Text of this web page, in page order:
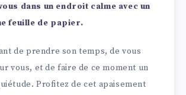
dans un endroit calme avec un
feuille de papier.
de prendre son temps, de vous
vous, et de faire de ce moment un
Profitez de cet apaisement